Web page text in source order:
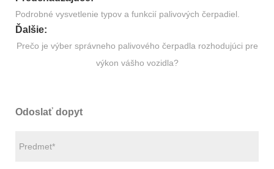
Podrobné vysvetlenie typov a funkcií palivových čerpadiel.
Ďalšie:
Prečo je výber správneho palivového čerpadla rozhodujúci pre
výkon vášho vozidla?
Odoslať dopyt